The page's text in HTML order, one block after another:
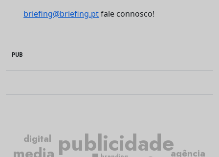
briefing@briefing.ptfale connosco!
PUB
publicidadeagência
digital